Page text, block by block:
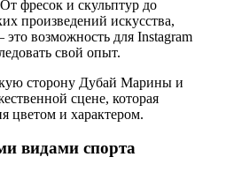
фресок и скульптур до
произведений искусства,
возможность для Instagram
свой опыт.
сторону Дубай Марины и
сцене, которая
цветом и характером.
видами спорта